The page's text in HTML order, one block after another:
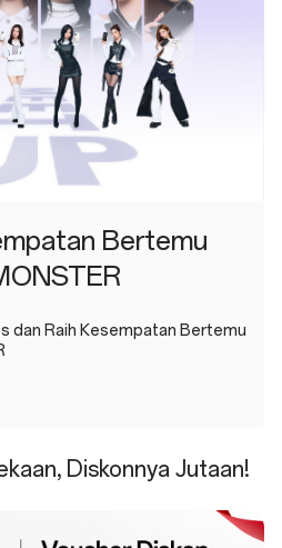
Bertemu
dan Raih Kesempatan Bertemu
Diskonnya Jutaan!